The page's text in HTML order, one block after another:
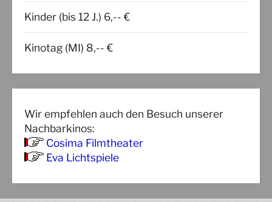
Kinder (bis 12 J.) 6,-- €
Kinotag (MI) 8,-- €
Wir empfehlen auch den Besuch unserer
Nachbarkinos:
Cosima Filmtheater
Eva Lichtspiele